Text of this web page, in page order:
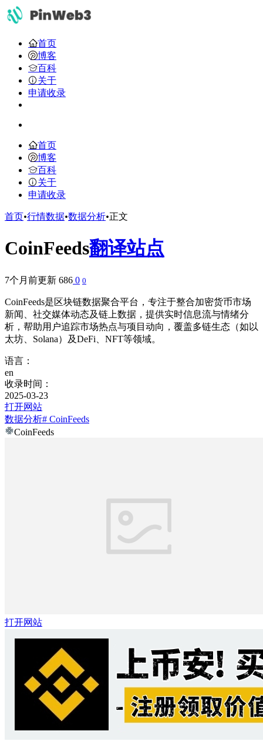
首页
博客
百科
关于
申请收录
首页
博客
百科
关于
申请收录
首页•行情数据•数据分析•正文
CoinFeeds翻译站点
7个月前更新 686 0 0
CoinFeeds是区块链数据聚合平台，专注于整合加密货币市场
新闻、社交媒体动态及链上数据，提供实时信息流与情绪分
析，帮助用户追踪市场热点与项目动向，覆盖多链生态（如以
太坊、Solana）及DeFi、NFT等领域。
语言：
en
收录时间：
2025-03-23
打开网站
数据分析# CoinFeeds
CoinFeeds
打开网站